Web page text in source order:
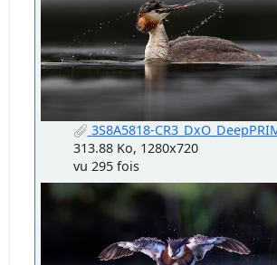
3S8A5818-
313.88 Ko, 1280x720
vu 295 fois